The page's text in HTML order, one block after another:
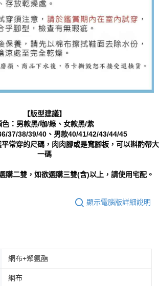
【版型建議】
色：男款黑/咖/綠、女款黑/紫
37/38/39/40、男款40/41/42/43/44/45
常穿的尺碼，肉肉腳或是寬腳板，可以斟酌帶大
一碼
購二雙，如欲選購三雙(含)以上，請使用宅配。
顯示電腦版詳細說明
網布+聚氨酯
網布